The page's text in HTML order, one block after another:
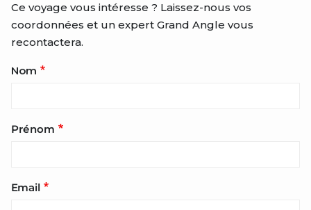
Ce voyage vous intéresse ? Laissez-nous vos
coordonnées et un expert Grand Angle vous
recontactera.
Nom
Prénom
Email